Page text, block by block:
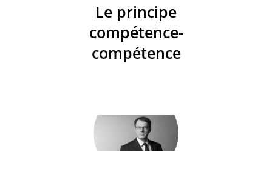
Le principe
compétence-
compétence